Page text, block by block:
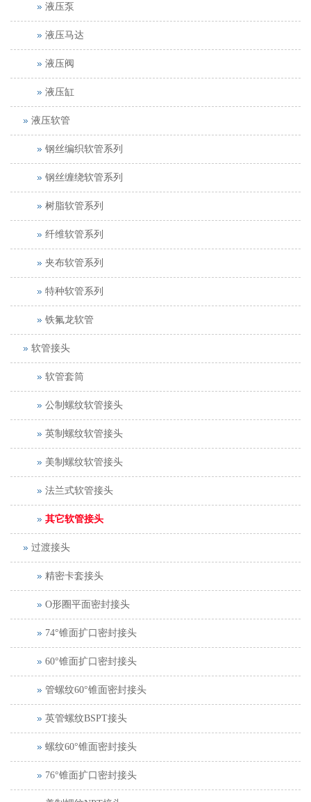
液压泵
液压马达
液压阀
液压缸
液压软管
钢丝编织软管系列
钢丝缠绕软管系列
树脂软管系列
纤维软管系列
夹布软管系列
特种软管系列
铁氟龙软管
软管接头
软管套筒
公制螺纹软管接头
英制螺纹软管接头
美制螺纹软管接头
法兰式软管接头
其它软管接头
过渡接头
精密卡套接头
O形圈平面密封接头
74°锥面扩口密封接头
60°锥面扩口密封接头
管螺纹60°锥面密封接头
英管螺纹BSPT接头
螺纹60°锥面密封接头
76°锥面扩口密封接头